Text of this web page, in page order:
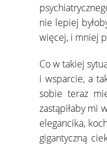
nie lepiej
więcej, i mniej
Co w takiej
i wsparcie, a
sobie teraz
zastąpiłaby mi
elegancika,
gigantyczną